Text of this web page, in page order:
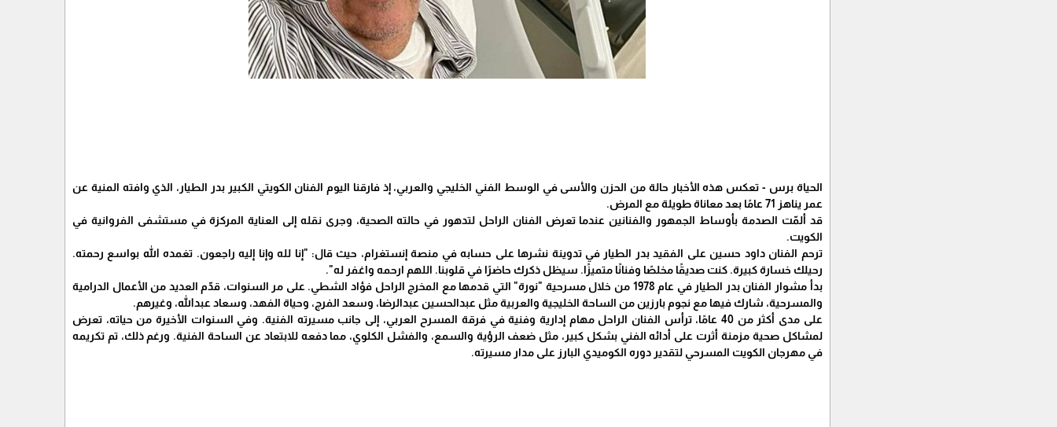
الحياة برس - تعكس هذه الأخبار حالة من الحزن والأسى في الوسط الفني الخليجي والعربي، إذ فارقنا اليوم الفنان الكويتي الكبير بدر الطيار، الذي وافته المنية عن
عمر يناهز 71 عامًا بعد معاناة طويلة مع المرض.
قد ألمّت الصدمة بأوساط الجمهور والفنانين عندما تعرض الفنان الراحل لتدهور في حالته الصحية، وجرى نقله إلى العناية المركزة في مستشفى الفروانية في
الكويت.
ترحم الفنان داود حسين على الفقيد بدر الطيار في تدوينة نشرها على حسابه في منصة إنستغرام، حيث قال: "إنا لله وإنا إليه راجعون. تغمده الله بواسع رحمته.
رحيلك خسارة كبيرة. كنت صديقًا مخلصًا وفنانًا متميزًا. سيظل ذكرك حاضرًا في قلوبنا. اللهم ارحمه واغفر له".
بدأ مشوار الفنان بدر الطيار في عام 1978 من خلال مسرحية "نورة" التي قدمها مع المخرج الراحل فؤاد الشطي. على مر السنوات، قدّم العديد من الأعمال الدرامية
والمسرحية، شارك فيها مع نجوم بارزين من الساحة الخليجية والعربية مثل عبدالحسين عبدالرضا، وسعد الفرج، وحياة الفهد، وسعاد عبدالله، وغيرهم.
على مدى أكثر من 40 عامًا، ترأس الفنان الراحل مهام إدارية وفنية في فرقة المسرح العربي، إلى جانب مسيرته الفنية. وفي السنوات الأخيرة من حياته، تعرض
لمشاكل صحية مزمنة أثرت على أدائه الفني بشكل كبير، مثل ضعف الرؤية والسمع، والفشل الكلوي، مما دفعه للابتعاد عن الساحة الفنية. ورغم ذلك، تم تكريمه
في مهرجان الكويت المسرحي لتقدير دوره الكوميدي البارز على مدار مسيرته.